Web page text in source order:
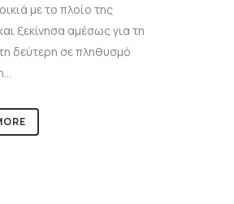
με το πλοίο της
ξεκίνησα αμέσως για τη
δεύτερη σε πληθυσμό